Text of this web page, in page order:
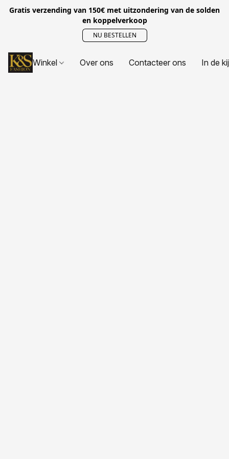
Gratis verzending van 150€ met uitzondering van de solden
en koppelverkoop
NU BESTELLEN
Winkel Over ons Contacteer ons In de